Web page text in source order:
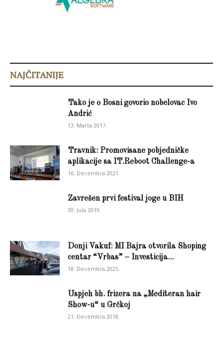
NAJČITANIJE
Tako je o Bosni govorio nobelovac Ivo
Andrić
13. Marta 2017.
Travnik: Promovisane pobjedničke
aplikacije sa IT.Reboot Challenge-a
16. Decembra 2021.
Zavrešen prvi festival joge u BIH
30. Jula 2019.
Donji Vakuf: MI Bajra otvorila Shoping
centar “Vrbas” – Investicija...
18. Decembra 2025.
Uspjeh bh. frizera na „Mediteran hair
Show-u“ u Grčkoj
21. Decembra 2018.